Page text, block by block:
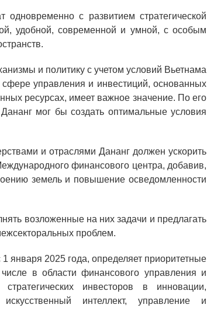
с развитием стратегической
удобной, современной и умной, с особым
и политику с учетом условий Вьетнама
управления и инвестиций, основанных
ресурсах, имеет важное значение. По его
мог бы создать оптимальные условия
и отраслями Дананг должен ускорить
финансового центра, добавив,
земель и повышение осведомленности
возложенные на них задачи и предлагать
проблем.
января 2025 года, определяет приоритетные
в области финансового управления и
инвесторов в инновации,
интеллект, управление и